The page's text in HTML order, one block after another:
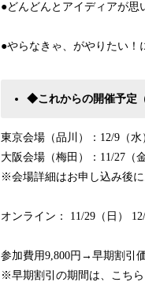
●どんどんとアイディアが思
●やらなきゃ、がやりたい！
◆これからの開催予定
東京会場（品川）：12/9（水
大阪会場（梅田）：11/27（
※会場詳細はお申し込み後に
オンライン： 11/29（日）
参加費用9,800円→早期割引
※早期割引の期間は、こち